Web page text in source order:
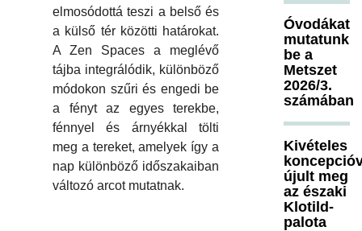
elmosódottá teszi a belső és
a külső tér közötti határokat.
A Zen Spaces a meglévő
tájba integrálódik, különböző
módokon szűri és engedi be
a fényt az egyes terekbe,
fénnyel és árnyékkal tölti
meg a tereket, amelyek így a
nap különböző időszakaiban
változó arcot mutatnak.
Óvodákat
mutatunk
be a
Metszet
2026/3.
számában
Kivételes
újult meg
az északi
Klotild-
palota